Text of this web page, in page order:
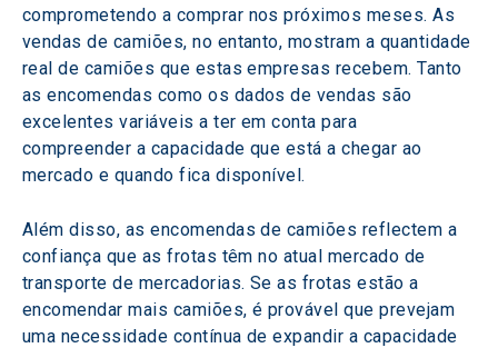
comprometendo a comprar nos próximos meses. As
vendas de camiões, no entanto, mostram a quantidade
real de camiões que estas empresas recebem. Tanto
as encomendas como os dados de vendas são
excelentes variáveis a ter em conta para
compreender a capacidade que está a chegar ao
mercado e quando fica disponível.
Além disso, as encomendas de camiões reflectem a
confiança que as frotas têm no atual mercado de
transporte de mercadorias. Se as frotas estão a
encomendar mais camiões, é provável que prevejam
uma necessidade contínua de expandir a capacidade